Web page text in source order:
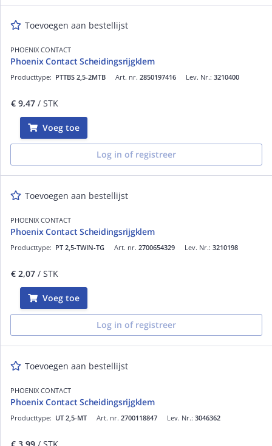
Toevoegen aan bestellijst
PHOENIX CONTACT
Phoenix Contact Scheidingsrijgklem
Art. nr. 2850197416
Producttype: PTTBS 2,5-2MTB Lev. Nr.: 3210400
€ 9,47 / STK
Voeg toe
Log in of registreer
Toevoegen aan bestellijst
PHOENIX CONTACT
Phoenix Contact Scheidingsrijgklem
Art. nr. 2700654329
Producttype: PT 2,5-TWIN-TG Lev. Nr.: 3210198
€ 2,07 / STK
Voeg toe
Log in of registreer
Toevoegen aan bestellijst
PHOENIX CONTACT
Phoenix Contact Scheidingsrijgklem
Art. nr. 2700118847
Producttype: UT 2,5-MT Lev. Nr.: 3046362